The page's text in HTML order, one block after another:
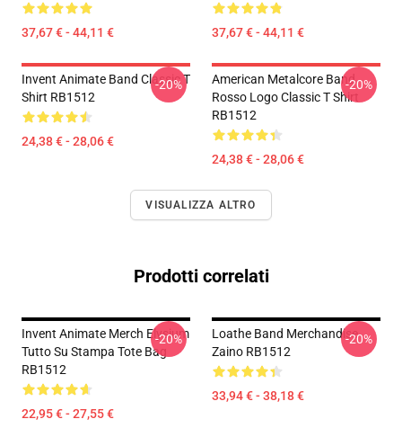
37,67 € - 44,11 € 37,67 € - 44,11 €
Invent Animate Band Classic T
Shirt RB1512
24,38 € - 28,06 €
-20%
American Metalcore Band
Rosso Logo Classic T Shirt
RB1512
24,38 € - 28,06 €
-20%
VISUALIZZA ALTRO
Prodotti correlati
Invent Animate Merch Elysium
Tutto Su Stampa Tote Bag
RB1512
22,95 € - 27,55 €
-20%
Loathe Band Merchandise
Zaino RB1512
33,94 € - 38,18 €
-20%